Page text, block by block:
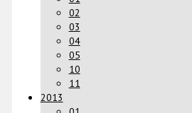
02
03
04
05
10
11
2013